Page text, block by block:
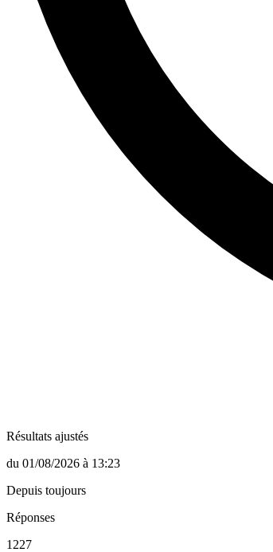
Résultats ajustés
du 01/08/2026 à 13:23
Depuis toujours
Réponses
1227